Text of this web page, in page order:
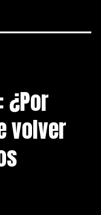
¿Por
volver